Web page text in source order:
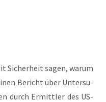
Sicher­heit sagen, war­um
Bericht über Unter­su­
durch Ermitt­ler des US-